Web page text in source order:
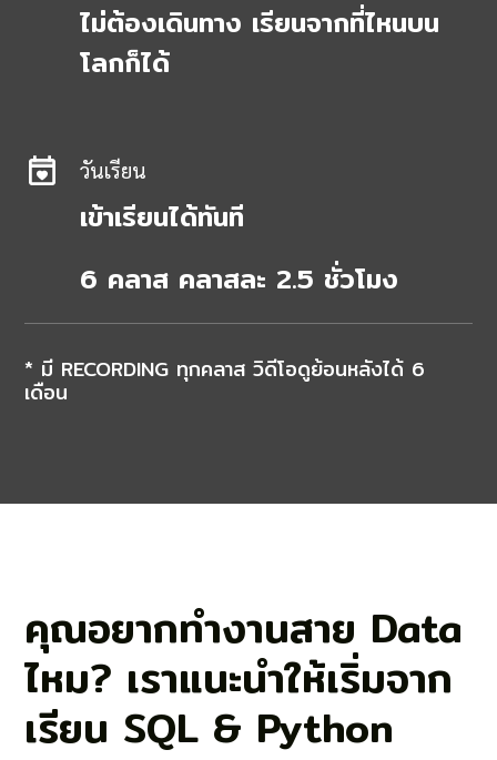
ไม่ต้องเดินทาง เรียนจากที่ไหนบน
โลกก็ได้
วันเรียน
เข้าเรียนได้ทันที
6 คลาส คลาสละ 2.5 ชั่วโมง
* มี RECORDING ทุกคลาส วิดีโอดูย้อนหลังได้ 6
เดือน
คุณอยากทำงานสาย Data
ไหม? เราแนะนำให้เริ่มจาก
เรียน SQL & Python